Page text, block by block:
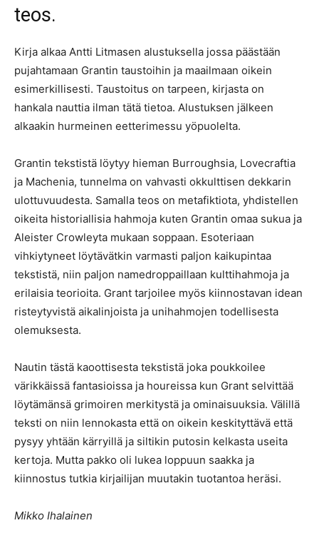
teos.
Kirja alkaa Antti Litmasen alustuksella jossa päästään
pujahtamaan Grantin taustoihin ja maailmaan oikein
esimerkillisesti. Taustoitus on tarpeen, kirjasta on
hankala nauttia ilman tätä tietoa. Alustuksen jälkeen
alkaakin hurmeinen eetterimessu yöpuolelta.
Grantin tekstistä löytyy hieman Burroughsia, Lovecraftia
ja Machenia, tunnelma on vahvasti okkulttisen dekkarin
ulottuvuudesta. Samalla teos on metafiktiota, yhdistellen
oikeita historiallisia hahmoja kuten Grantin omaa sukua ja
Aleister Crowleyta mukaan soppaan. Esoteriaan
vihkiytyneet löytävätkin varmasti paljon kaikupintaa
tekstistä, niin paljon namedroppaillaan kulttihahmoja ja
erilaisia teorioita. Grant tarjoilee myös kiinnostavan idean
risteytyvistä aikalinjoista ja unihahmojen todellisesta
olemuksesta.
Nautin tästä kaoottisesta tekstistä joka poukkoilee
värikkäissä fantasioissa ja houreissa kun Grant selvittää
löytämänsä grimoiren merkitystä ja ominaisuuksia. Välillä
teksti on niin lennokasta että on oikein keskityttävä että
pysyy yhtään kärryillä ja siltikin putosin kelkasta useita
kertoja. Mutta pakko oli lukea loppuun saakka ja
kiinnostus tutkia kirjailijan muutakin tuotantoa heräsi.
Mikko Ihalainen